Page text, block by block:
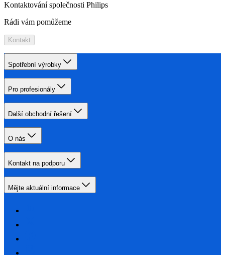
Kontaktování společnosti Philips
Rádi vám pomůžeme
Kontakt
Spotřební výrobky
Pro profesionály
Další obchodní řešení
O nás
Kontakt na podporu
Mějte aktuální informace